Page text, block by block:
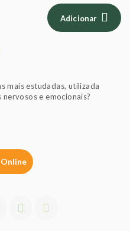
Adicionar
mais estudadas, utilizada
e emocionais?